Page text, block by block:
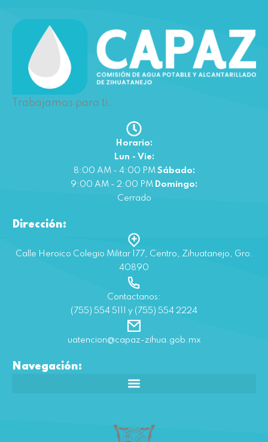
Trabajamos para ti.
Horario:
Lun - Vie:
8:00 AM - 4:00 PM Sábado:
9:00 AM - 2:00 PM Domingo:
Cerrado
Dirección:
Calle Heroico Colegio Militar 177, Centro, Zihuatanejo, Gro.
40890
Contactanos:
(755) 554 5111 y (755) 554 2224
uatencion@capaz-zihua.gob.mx
Navegación: